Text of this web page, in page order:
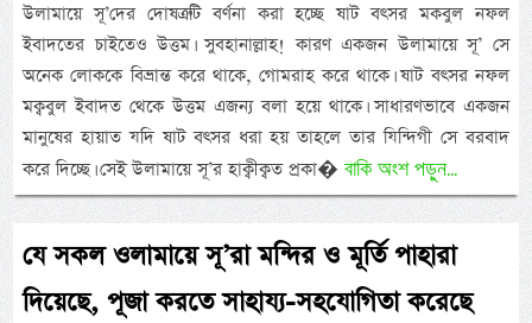
উলামায়ে সূ’দের দোষত্রুটি বর্ণনা করা হচ্ছে ষাট বৎসর মকবুল নফল
ইবাদতের চাইতেও উত্তম। সুবহানাল্লাহ! কারণ একজন উলামায়ে সূ’ সে
অনেক লোককে বিভ্রান্ত করে থাকে, গোমরাহ করে থাকে। ষাট বৎসর নফল
মক্ববুল ইবাদত থেকে উত্তম এজন্য বলা হয়ে থাকে। সাধারণভাবে একজন
মানুষের হায়াত যদি ষাট বৎসর ধরা হয় তাহলে তার যিন্দিগী সে বরবাদ
করে দিচ্ছে। সেই উলামায়ে সূ’র হাক্বীক্বত প্রকা�বাকি অংশ পড়ুন...
যে সকল ওলামায়ে সূ’রা মন্দির ও মূর্তি পাহারা
দিয়েছে, পূজা করতে সাহায্য-সহযোগিতা করেছে